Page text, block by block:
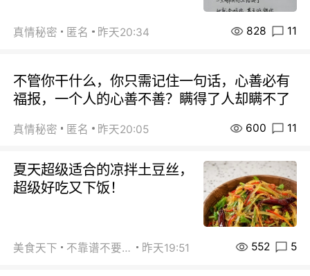
真情秘密 匿名 昨天20:34 828 11
不管你干什么，你只需记住一句话，心善必有
福报，一个人的心善不善？瞒得了人却瞒不了
真情秘密 匿名 昨天20:05 600 11
夏天超级适合的凉拌土豆丝，
超级好吃又下饭！
美食天下 不靠谱不要联系 昨天19:51 552 5